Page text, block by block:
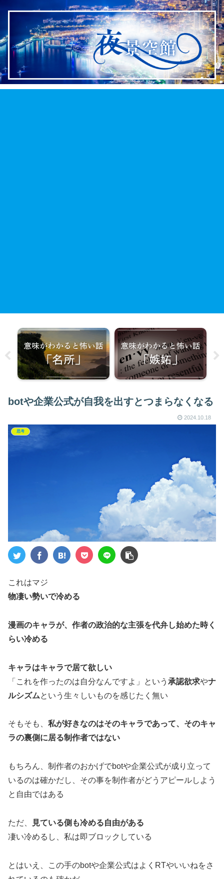
botや企業公式が自我を出すとつまらなくなる
2024.10.18
思考
これはマジ
物凄い勢いで冷める
漫画のキャラが、作者の政治的な主張を代弁し始めた時く
らい冷める
キャラはキャラで居て欲しい
「これを作ったのは自分なんですよ」という 承認欲求やナ
ルシズムという生々しいものを感じたく無い
そもそも、 私が好きなのはそのキャラであって、そのキャ
ラの裏側に居る制作者ではない
もちろん、制作者のおかげでbotや企業公式が成り立って
いるのは確かだし、その事を制作者がどうアピールしよう
と自由ではある
ただ、
見ている側も冷める自由がある
凄い冷めるし、私は即ブロックしている
とはいえ、この手のbotや企業公式はよくRTやいいねをさ